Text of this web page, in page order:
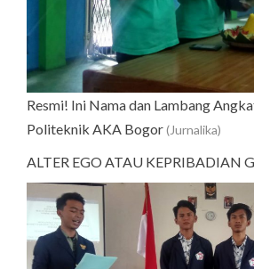
Resmi! Ini Nama dan Lambang
Politeknik AKA Bogor(Jurnalika)
ALTER EGO ATAU KEPRIBADIAN